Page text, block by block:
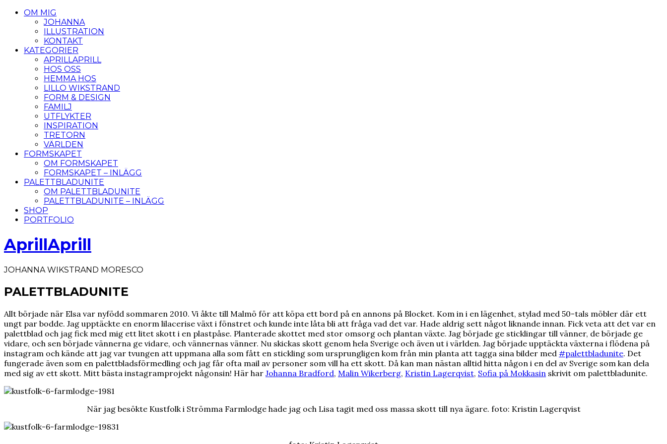
OM MIG
JOHANNA
ILLUSTRATION
KONTAKT
KATEGORIER
APRILLAPRILL
HOS OSS
HEMMA HOS
LILLO WIKSTRAND
FORM & DESIGN
FAMILJ
UTFLYKTER
INSPIRATION
TRETORN
VÄRLDEN
FORMSKAPET
OM FORMSKAPET
FORMSKAPET – INLÄGG
PALETTBLADUNITE
OM PALETTBLADUNITE
PALETTBLADUNITE – INLÄGG
SHOP
PORTFOLIO
AprillAprill
JOHANNA WIKSTRAND MORESCO
PALETTBLADUNITE
Allt började när Elsa var nyfödd sommaren 2010. Vi åkte till Malmö för att köpa ett bord på en annons på Blocket. Kom in i en lägenhet, stylad med 50-tals möbler där ett
ungt par bodde. Jag upptäckte en enorm lilacerise växt i fönstret och kunde inte låta bli att fråga vad det var. Hade aldrig sett något liknande innan. Fick veta att det var en
palettblad och jag fick med mig ett litet skott i en plastpåse. Planterade skottet med stor omsorg och plantan växte. Jag började ge sticklingar till vänner, de började ge
vidare, och sen började vännerna ge vidare, och vännernas vänner. Nu skickas skott genom hela Sverige och även ut i världen. Jag började upptäckta växterna i flödena på
instagram och kände att jag var tvungen att uppmana alla som fått en stickling som ursprungligen kom från min planta att tagga sina bilder med #palettbladunite. Det
fungerade även som en palettbladsförmedling och jag får ofta mail av personer som vill ha ett skott. Då kan man nästan alltid hitta någon i en del av Sverige som kan dela
med sig av ett skott. Mitt bästa instagramprojekt någonsin! Här har Johanna Bradford, Malin Wikerberg, Kristin Lagerqvist, Sofia på Mokkasin skrivit om palettbladunite.
När jag besökte Kustfolk i Strömma Farmlodge hade jag och Lisa tagit med oss massa skott till nya ägare. foto: Kristin Lagerqvist